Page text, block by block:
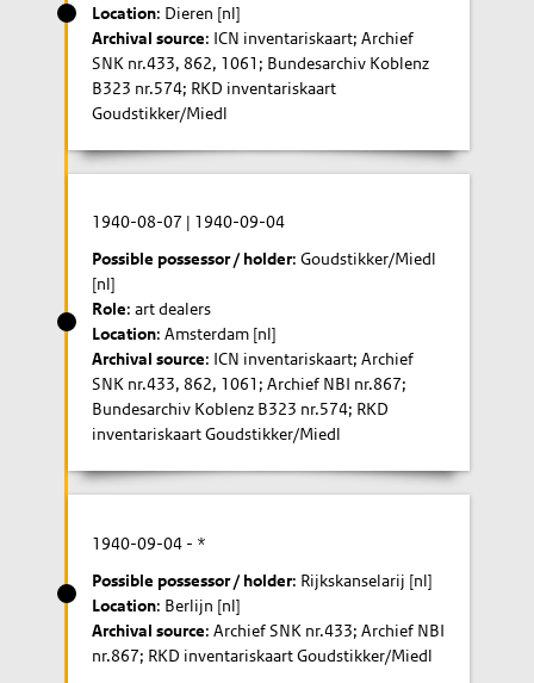
Location: Dieren [nl]
Archival source: ICN inventariskaart; Archief
SNK nr.433, 862, 1061; Bundesarchiv Koblenz
B323 nr.574; RKD inventariskaart
Goudstikker/Miedl
1940-08-07 | 1940-09-04
Possible possessor / holder: Goudstikker/Miedl
[nl]
Role: art dealers
Location: Amsterdam [nl]
Archival source: ICN inventariskaart; Archief
SNK nr.433, 862, 1061; Archief NBI nr.867;
Bundesarchiv Koblenz B323 nr.574; RKD
inventariskaart Goudstikker/Miedl
1940-09-04 - *
Possible possessor / holder: Rijkskanselarij [nl]
Location: Berlijn [nl]
Archival source: Archief SNK nr.433; Archief NBI
nr.867; RKD inventariskaart Goudstikker/Miedl